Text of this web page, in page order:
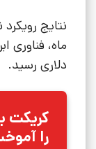
نتایج
دلاری رسید.
کریکت
را